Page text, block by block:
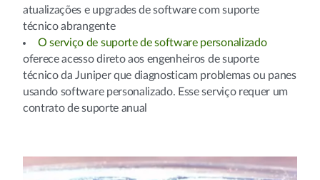
atualizações e upgrades de software com suporte
técnico abrangente
O serviço de suporte de software personalizado
oferece acesso direto aos engenheiros de suporte
técnico da Juniper que diagnosticam problemas ou panes
usando software personalizado. Esse serviço requer um
contrato de suporte anual